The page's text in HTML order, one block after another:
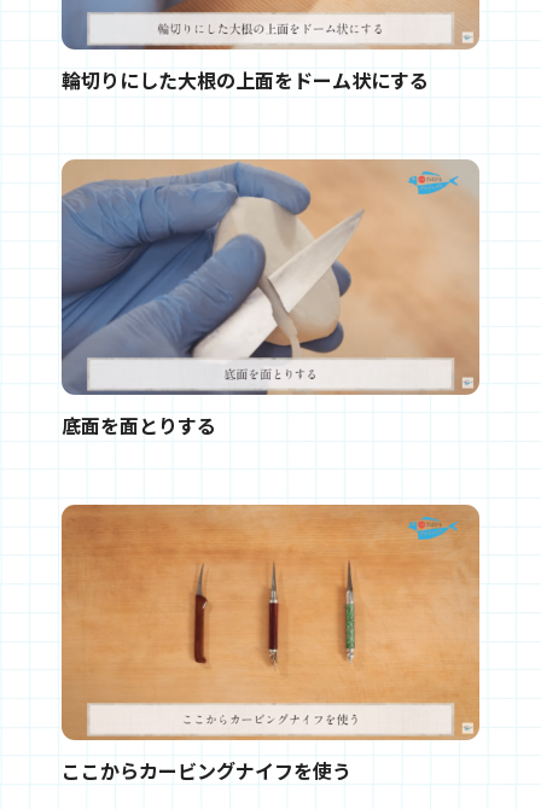
輪切りにした大根の上面をドーム状にする
底面を面とりする
ここからカービングナイフを使う